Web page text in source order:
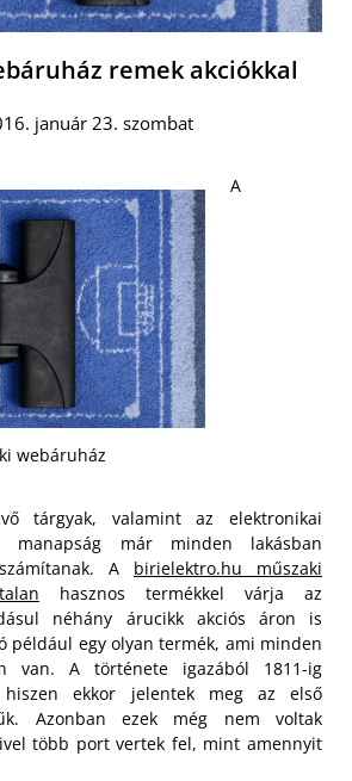
remek akciókkal
január 23. szombat
webáruház
A
tárgyak, valamint az elektronikai
manapság már minden lakásban
A birielektro.hu műszaki
hasznos termékkel várja az
néhány árucikk akciós áron is
például egy olyan termék, ami minden
van. A története igazából 1811-ig
hiszen ekkor jelentek meg az első
Azonban ezek még nem voltak
több port vertek fel, mint amennyit